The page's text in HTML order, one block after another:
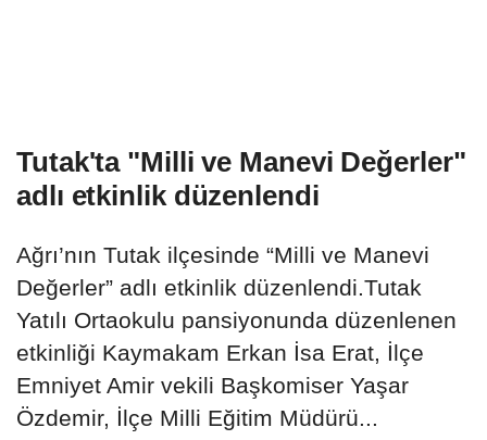
Tutak'ta "Milli ve Manevi Değerler"
adlı etkinlik düzenlendi
Ağrı’nın Tutak ilçesinde “Milli ve Manevi
Değerler” adlı etkinlik düzenlendi.Tutak
Yatılı Ortaokulu pansiyonunda düzenlenen
etkinliği Kaymakam Erkan İsa Erat, İlçe
Emniyet Amir vekili Başkomiser Yaşar
Özdemir, İlçe Milli Eğitim Müdürü...